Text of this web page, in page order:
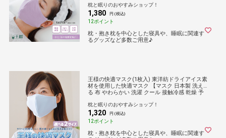
しくない 痛くない おしゃれ 国産】
枕と眠りのおやすみショップ！
1,380 円 (税込)
12ポイント
枕・抱き枕を中心とした寝具や、睡眠に関連す
るグッズなど多数ご用意♪
王様の快適マスク(1枚入) 東洋紡ドライアイス素
材を使用した快適マスク 【マスク 日本製 洗え
る 布 やわらかい 洗濯 クール 接触冷感 乾燥 予
も 子供 息苦しくない 痛くない おしゃれ 国産 L
サイズ Mサイズ】
枕と眠りのおやすみショップ！
1,320 円 (税込)
12ポイント
枕・抱き枕を中心とした寝具や、睡眠に関連す